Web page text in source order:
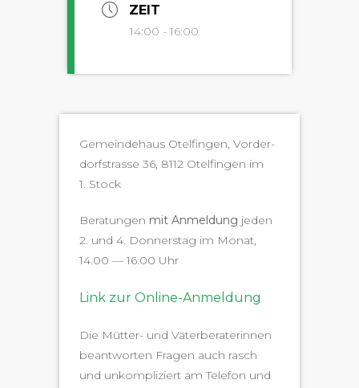
ZEIT
14:00 - 16:00
Gemein­de­haus Otelfin­gen, Vorder­
dorf­s­trasse 36, 8112 Otelfin­gen im
1. Stock
Beratun­gen mit Anmel­dung jeden
2. und 4. Don­ner­stag im Monat,
14.00 — 16.00 Uhr
Link zur Online-Anmeldung
Die Müt­ter- und Väter­ber­a­terin­nen
beant­worten Fra­gen auch rasch
und unkom­pliziert am Tele­fon und